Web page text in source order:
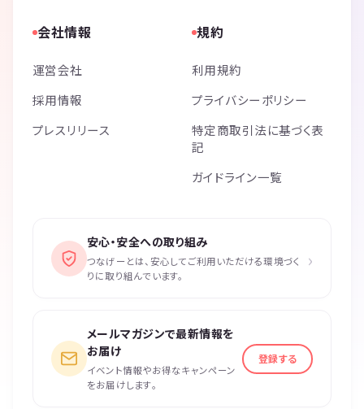
会社情報
運営会社
採用情報
プレスリリース
規約
利用規約
プライバシーポリシー
特定商取引法に基づく表
記
ガイドライン一覧
安心・安全への取り組み
つなげーとは、安心してご利用いただける環境づく
りに取り組んでいます。
›
メールマガジンで最新情報を
お届け
イベント情報やお得なキャンペーン
をお届けします。
登録する